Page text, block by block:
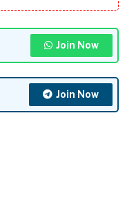
Join Now
Join Now